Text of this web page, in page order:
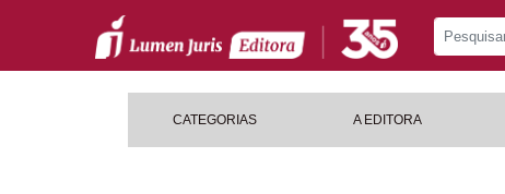
CATEGORIAS A EDITORA